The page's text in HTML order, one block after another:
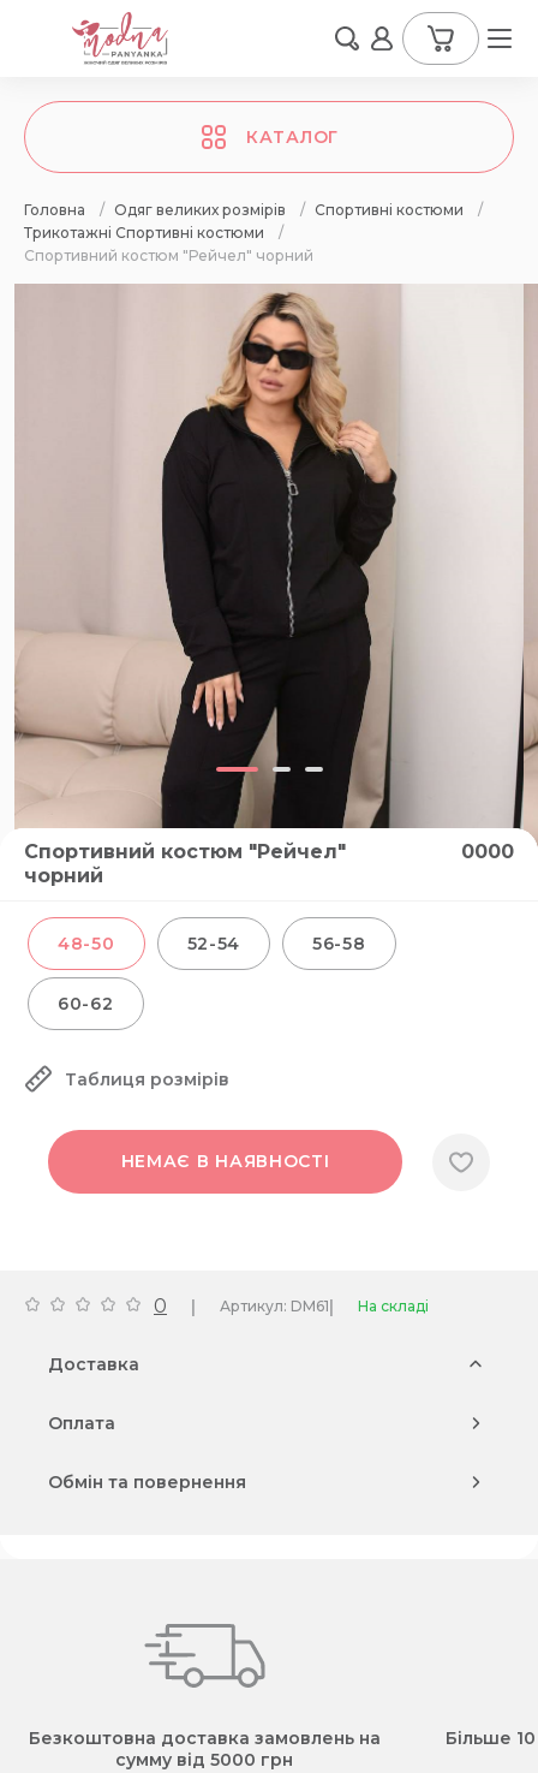
КАТАЛОГ
Головна / Одяг великих розмірів / Спортивні костюми
/
Трикотажні Спортивні костюми
/
Спортивний костюм "Рейчел" чорний
Спортивний костюм "Рейчел"
чорний
0000
48-50 52-54 56-58
60-62
Таблиця розмірів
НЕМАЄ В НАЯВНОСТІ
0 | Артикул: DM61| На складі
Доставка
Оплата
Обмін та повернення
Безкоштовна доставка замовлень на
сумму від 5000 грн
Більше